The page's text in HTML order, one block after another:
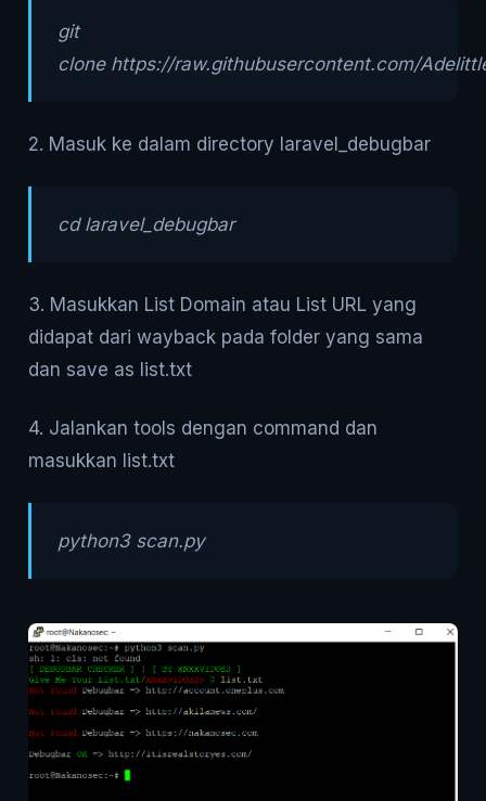
git
clone https://raw.githubusercontent.com/
2. Masuk ke dalam directory laravel_debugbar
cd laravel_debugbar
3. Masukkan List Domain atau List URL yang
didapat dari wayback pada folder yang sama
dan save as list.txt
4. Jalankan tools dengan command dan
masukkan list.txt
python3 scan.py